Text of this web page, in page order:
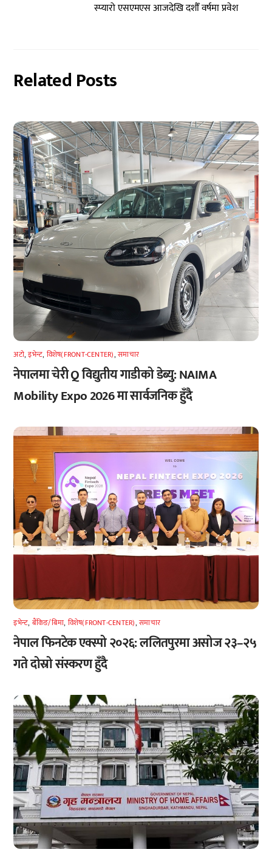
स्प्यारो एसएमएस आजदेखि दशौँ वर्षमा प्रवेश
Related Posts
अटाे,इभेन्ट, विशेष(FRONT-CENTER),समाचार
नेपालमा चेरी Q विद्युतीय गाडीको डेब्यु: NAIMA
Mobility Expo 2026 मा सार्वजनिक हुँदै
इभेन्ट, बैंकिङ/बिमा, विशेष(FRONT-CENTER),समाचार
नेपाल फिनटेक एक्स्पो २०२६: ललितपुरमा असोज २३–२५
गते दोस्रो संस्करण हुँदै